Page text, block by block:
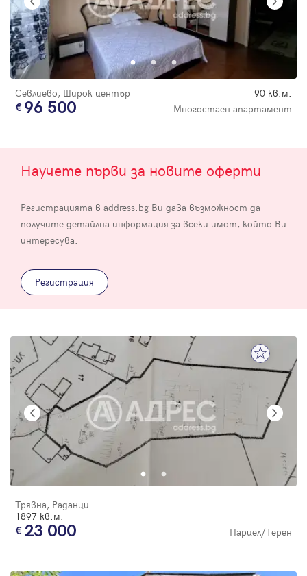
Севлиево, Широк център 90 кв.м.
96 500 Многостаен апартамент
Научете първи за новите оферти
Регистрацията в address.bg Ви дава възможност да
получите детайлна информация за всеки имот, който Ви
интересува.
Регистрация
Трявна, Раданци
1897 кв.м.
23 000 Парцел/Терен